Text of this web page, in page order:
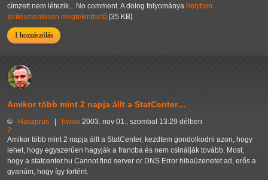
címzett nem létezik... No comment. A dolog folyománya helyben
térítésmentesen megtekinthető [35 KB].
1 hozzászólás
Amikor több mint 2 napja állt a StatCenter…
© Haszprus | hwsw 2003. nov 01., szombat 13:29 délben
2
Amikor több mint 2 napja állt a StatCenter, kezdtem gondolkodni azon, hogy
lehet, hogy egyszerűen hagyják a francba és nem csinálják tovább. Most,
hogy a statcenter.hu Cannot find server or DNS Error hibaüzenetet ad, erős a
gyanúm, hogy így történt.